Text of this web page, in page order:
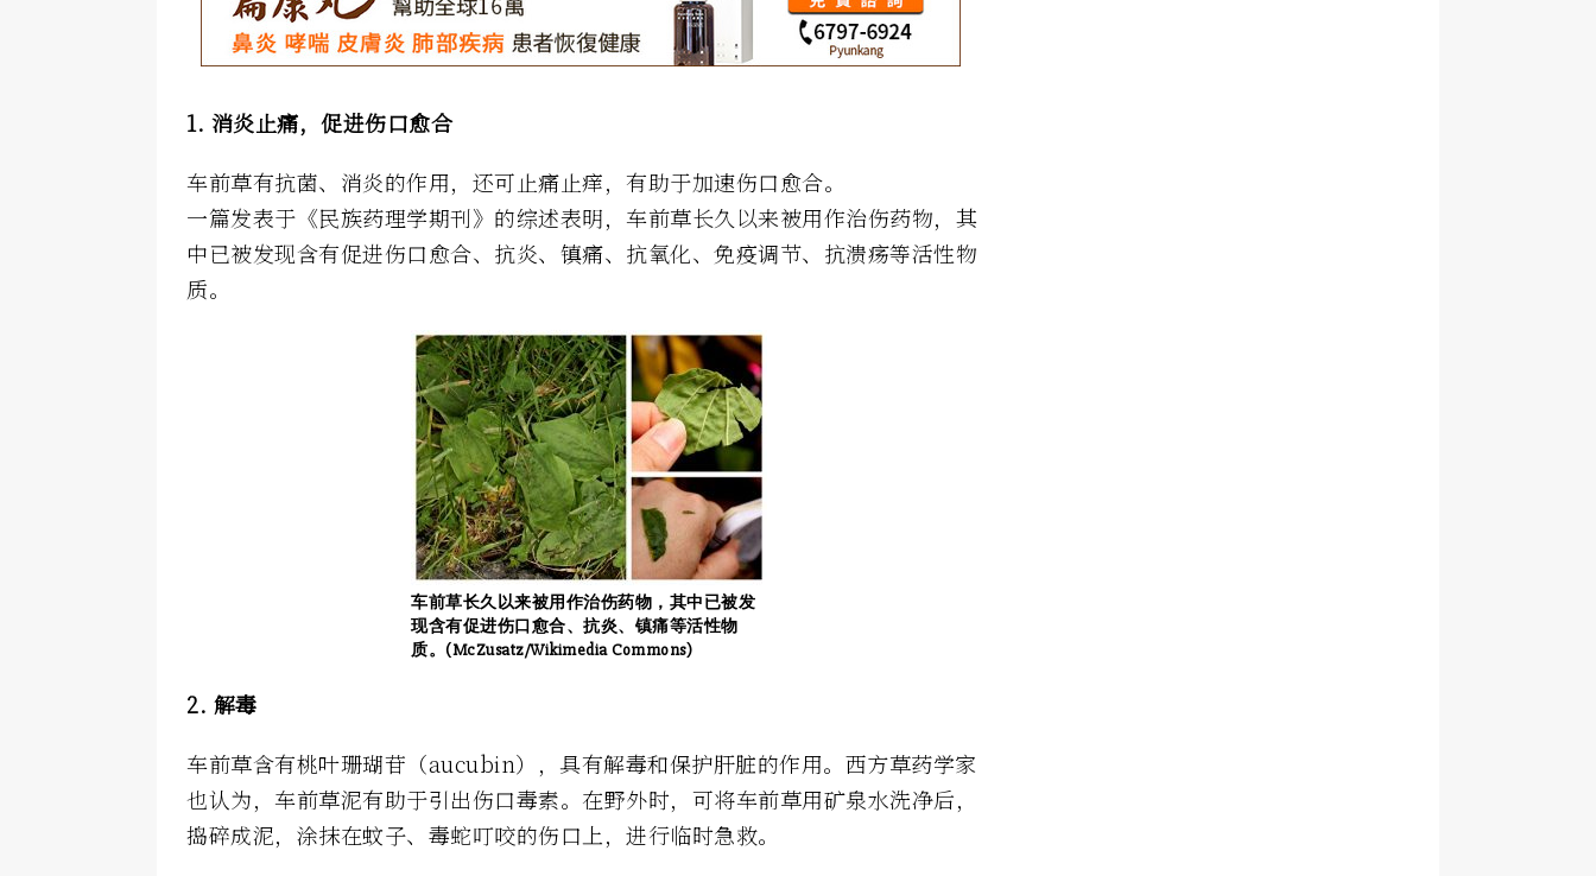
1. 消炎止痛，促进伤口愈合
车前草有抗菌、消炎的作用，还可止痛止痒，有助于加速伤口愈合。
一篇发表于《民族药理学期刊》的综述表明，车前草长久以来被用作治伤药物，其
中已被发现含有促进伤口愈合、抗炎、镇痛、抗氧化、免疫调节、抗溃疡等活性物
质。
车前草长久以来被用作治伤药物，其中已被发
现含有促进伤口愈合、抗炎、镇痛等活性物
质。(McZusatz/Wikimedia Commons)
2. 解毒
车前草含有桃叶珊瑚苷（aucubin），具有解毒和保护肝脏的作用。西方草药学家
也认为，车前草泥有助于引出伤口毒素。在野外时，可将车前草用矿泉水洗净后，
捣碎成泥，涂抹在蚊子、毒蛇叮咬的伤口上，进行临时急救。